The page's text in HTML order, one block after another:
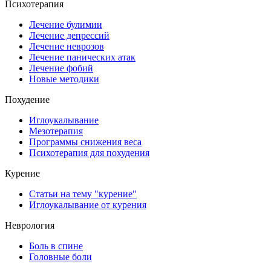
Психотерапия
Лечение булимии
Лечение депрессий
Лечение неврозов
Лечение панических атак
Лечение фобий
Новые методики
Похудение
Иглоукалывание
Мезотерапия
Программы снижения веса
Психотерапия для похудения
Курение
Статьи на тему "курение"
Иглоукалывание от курения
Неврология
Боль в спине
Головные боли